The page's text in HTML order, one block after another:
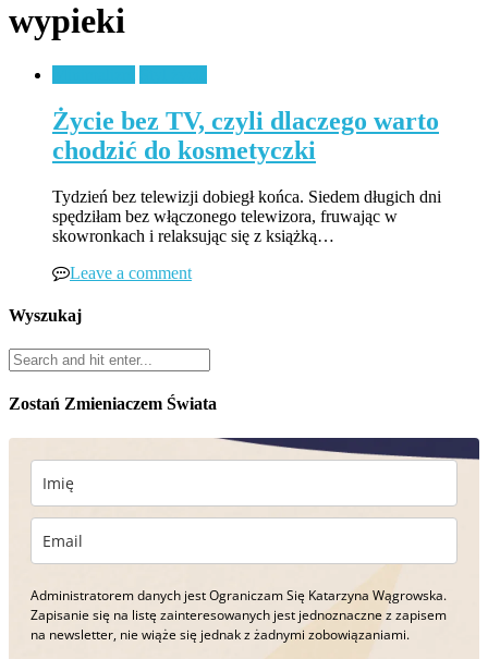
wypieki
Życie bez TV, czyli dlaczego warto
chodzić do kosmetyczki
Tydzień bez telewizji dobiegł końca. Siedem długich dni
spędziłam bez włączonego telewizora, fruwając w
skowronkach i relaksując się z książką…
Leave a comment
Wyszukaj
Zostań Zmieniaczem Świata
Administratorem danych jest Ograniczam Się Katarzyna Wągrowska.
Zapisanie się na listę zainteresowanych jest jednoznaczne z zapisem
na newsletter, nie wiąże się jednak z żadnymi zobowiązaniami.